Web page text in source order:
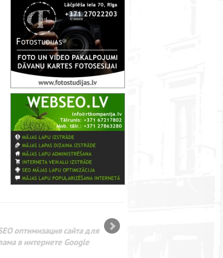
оптимизация сайта для
в интернете Google